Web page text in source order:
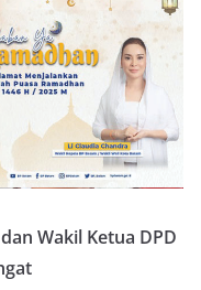
Wakil Ketua DPD